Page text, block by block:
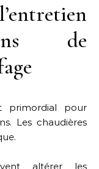
de
primordial pour
Les chaudières
altérer les